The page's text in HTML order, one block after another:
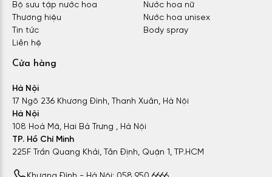
Bộ sưu tập nước hoa
Thương hiệu
Tin tức
Liên hệ
Nước hoa nữ
Nước hoa unisex
Body spray
Cửa hàng
Hà Nội
17 Ngõ 236 Khương Đình, Thanh Xuân, Hà Nội
Hà Nội
108 Hoà Mã, Hai Bà Trưng , Hà Nội
TP. Hồ Chí Minh
225F Trần Quang Khải, Tân Định, Quận 1, TP.HCM